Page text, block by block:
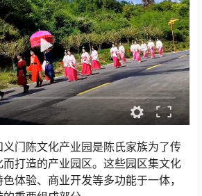
门陈文化产业园是陈氏家族为了传
打造的产业园区。这些园区集文化
体验、商业开发等多功能于一体，